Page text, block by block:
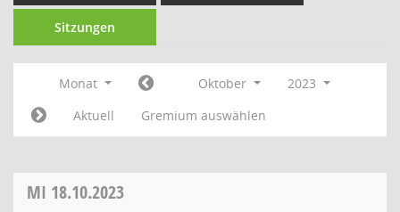
Sitzungen
Monat Oktober
2023
Aktuell
Gremium auswählen
MI 18.10.2023